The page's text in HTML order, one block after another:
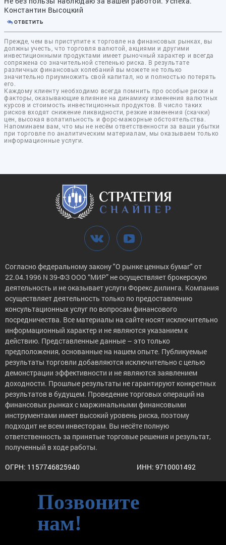
Константин Высоцкий
ОТВЕТИТЬ
Прежде, чем вы приступите к торговле на финансовых рынках, вы
должны учесть, что торговля валютой, акциями и другими
инвестиционными продуктами имеет рыночный характер и всегда
сопряжена со значительной степенью риска. В результате
различных финансовых колебаний вы можете не только
значительно приумножить свой капитал, но и полностью потерять
его.
Каждому клиенту необходимо всегда помнить про особые риски и
факторы, оказывающие влияние на динамику изменения валютных
курсов и стоимость инвестиционных продуктов. В число таких
рисков входят снижение ликвидности, резкие изменения (скачки)
цен, высокая волатильность и форс-мажорные обстоятельства.
Напоминаем вам, что мы не несём ответственности за ваши убытки
при торговле по аналитическим материалам, мы оказываем только
информационные услуги.
Согласно федеральному закону "О рынке ценных бумаг" от
22.04.1996 N 39-ФЗ ООО “МИР” не осуществляет брокерскую
деятельность и не оказывает услуги Форекс дилинга. Компания
осуществляет деятельность только по предоставлению
консультационных услуг по вопросам финансового
посредничества. Все материалы на сайте носят исключительно
информационный характер и не являются указанием к
действию. Представленные данные – это только
предположения, основанные на нашем опыте. Публикуемые
результаты торговли добавляются исключительно с целью
демонстрации эффективности и не являются заявлением
доходности. Прошлые результаты не гарантируют конкретных
результатов в будущем. Проведение торговых операций на
финансовых рынках с маржинальными финансовыми
инструментами имеет высокий уровень риска, поэтому
подходит не всем инвесторам. Вы несёте полную
ответственность за принятые торговые решения и результат,
полученный в ходе работы.
ОГРН: 1157746825940 ИНН: 9710001492
Позвоните
нам!